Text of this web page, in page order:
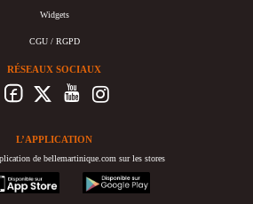
Widgets
CGU / RGPD
RÉSEAUX SOCIAUX
L’APPLICATION
de bellemartinique.com sur les stores
googleplay